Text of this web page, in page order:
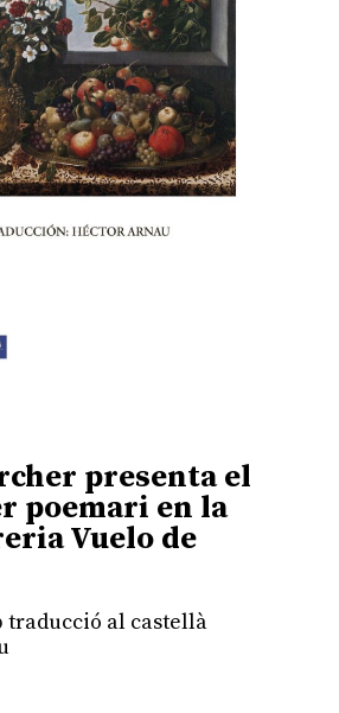
presenta el
poemari en la
Vuelo de
traducció al castellà